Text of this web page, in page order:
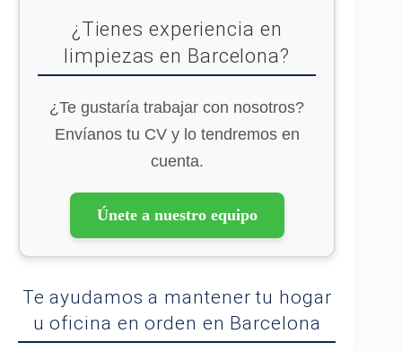
¿Tienes experiencia en
limpiezas en Barcelona?
¿Te gustaría trabajar con nosotros?
Envíanos tu CV y lo tendremos en
cuenta.
Únete a nuestro equipo
Te ayudamos a mantener tu hogar
u oficina en orden en Barcelona